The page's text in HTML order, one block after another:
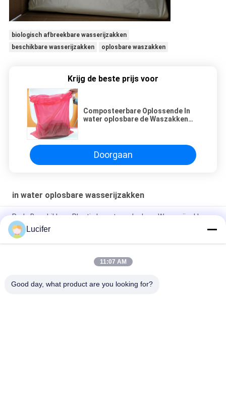
biologisch afbreekbare wasserijzakken
beschikbare wasserijzakken
oplosbare waszakken
Krijg de beste prijs voor
Composteerbare Oplossende In
water oplosbare de Waszakken
Doorgaan
in water oplosbare wasserijzakken
Rode Beschikbare Plastic In water oplosbare Wasserijzakken
voor Medisch/het Ziekenhuis
Beschikbare In water oplosbare de Wasserijzak van PVA,
Lucifer
11:07 AM
Good day, what product are you looking for?